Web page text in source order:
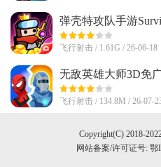
弹壳特攻队手游
v4.9.0 中文免费版
飞行射击 / 1.61G / 26-06-18
无敌英雄大师3D免
飞行射击 / 134.8M / 26-07-
Copyright(C) 2018-
网站备案/许可证号: 鄂